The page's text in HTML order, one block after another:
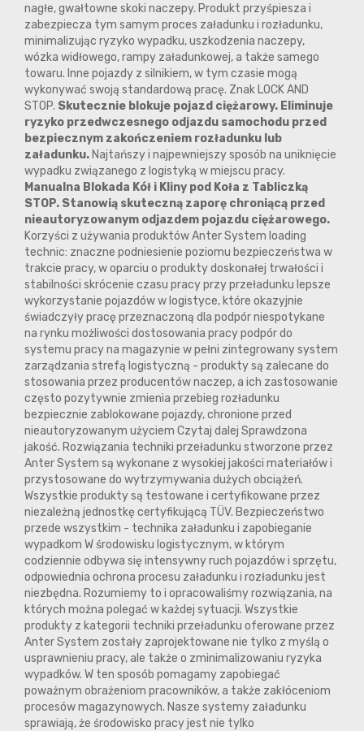
nagłe, gwałtowne skoki naczepy. Produkt przyśpiesza i
zabezpiecza tym samym proces załadunku i rozładunku,
minimalizując ryzyko wypadku, uszkodzenia naczepy,
wózka widłowego, rampy załadunkowej, a także samego
towaru. Inne pojazdy z silnikiem, w tym czasie mogą
wykonywać swoją standardową pracę. Znak LOCK AND
STOP. Skutecznie blokuje pojazd ciężarowy. Eliminuje
ryzyko przedwczesnego odjazdu samochodu przed
bezpiecznym zakończeniem rozładunku lub
załadunku. Najtańszy i najpewniejszy sposób na uniknięcie
wypadku związanego z logistyką w miejscu pracy.
Manualna Blokada Kół i Kliny pod Koła z Tabliczką
STOP. Stanowią skuteczną zaporę chroniącą przed
nieautoryzowanym odjazdem pojazdu ciężarowego.
Korzyści z używania produktów Anter System loading
technic: znaczne podniesienie poziomu bezpieczeństwa w
trakcie pracy, w oparciu o produkty doskonałej trwałości i
stabilności skrócenie czasu pracy przy przeładunku lepsze
wykorzystanie pojazdów w logistyce, które okazyjnie
świadczyły pracę przeznaczoną dla podpór niespotykane
na rynku możliwości dostosowania pracy podpór do
systemu pracy na magazynie w pełni zintegrowany system
zarządzania strefą logistyczną - produkty są zalecane do
stosowania przez producentów naczep, a ich zastosowanie
często pozytywnie zmienia przebieg rozładunku
bezpiecznie zablokowane pojazdy, chronione przed
nieautoryzowanym użyciem Czytaj dalej Sprawdzona
jakość. Rozwiązania techniki przeładunku stworzone przez
Anter System są wykonane z wysokiej jakości materiałów i
przystosowane do wytrzymywania dużych obciążeń.
Wszystkie produkty są testowane i certyfikowane przez
niezależną jednostkę certyfikującą TÜV. Bezpieczeństwo
przede wszystkim - technika załadunku i zapobieganie
wypadkom W środowisku logistycznym, w którym
codziennie odbywa się intensywny ruch pojazdów i sprzętu,
odpowiednia ochrona procesu załadunku i rozładunku jest
niezbędna. Rozumiemy to i opracowaliśmy rozwiązania, na
których można polegać w każdej sytuacji. Wszystkie
produkty z kategorii techniki przeładunku oferowane przez
Anter System zostały zaprojektowane nie tylko z myślą o
usprawnieniu pracy, ale także o zminimalizowaniu ryzyka
wypadków. W ten sposób pomagamy zapobiegać
poważnym obrażeniom pracowników, a także zakłóceniom
procesów magazynowych. Nasze systemy załadunku
sprawiają, że środowisko pracy jest nie tylko